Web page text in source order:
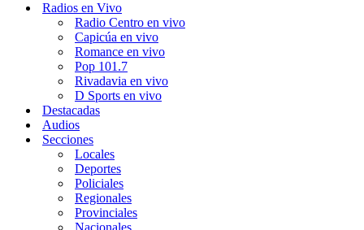
Radios en Vivo
Radio Centro en vivo
Capicúa en vivo
Romance en vivo
Pop 101.7
Rivadavia en vivo
D Sports en vivo
Destacadas
Audios
Secciones
Locales
Deportes
Policiales
Regionales
Provinciales
Nacionales